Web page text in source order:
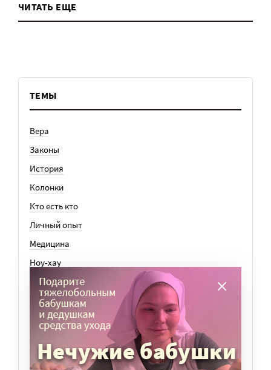
ЧИТАТЬ ЕЩЕ
ТЕМЫ
Вера
Законы
История
Колонки
Кто есть кто
Личный опыт
Медицина
Ноу-хау
Общество
Отдых
Семья